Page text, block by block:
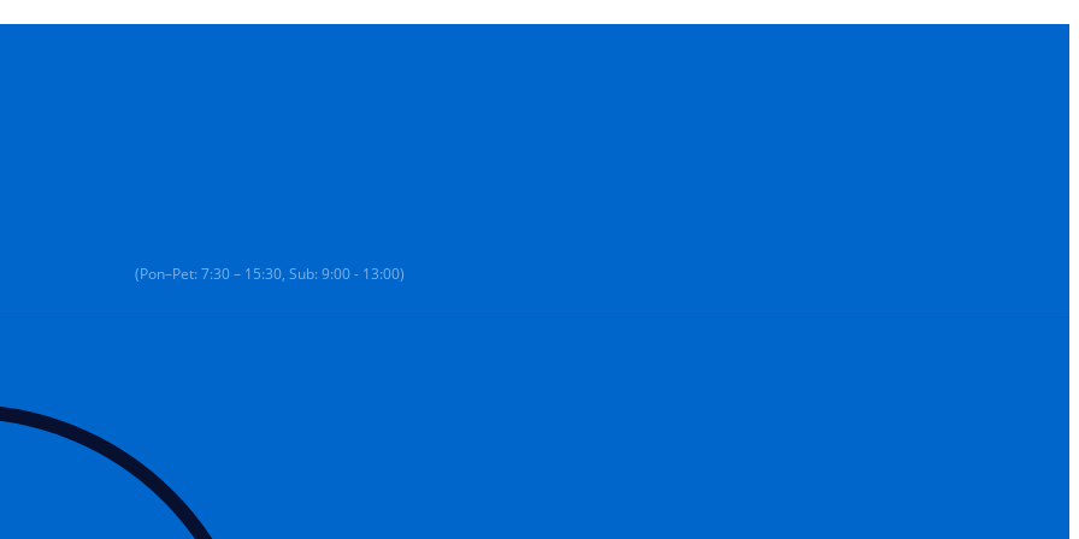
(Pon–Pet: 7:30 – 15:30, Sub: 9:00 - 13:00)